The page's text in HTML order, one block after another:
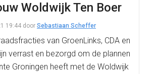
Woldwijk Ten Boer
19:44 door Sebastiaan Scheffer
van GroenLinks, CDA en
verrast en bezorgd om de plannen
Groningen heeft met de Woldwijk